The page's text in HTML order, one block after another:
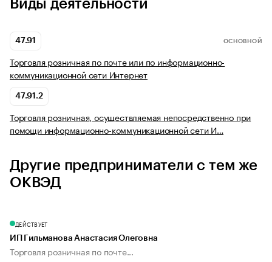
Виды деятельности
47.91 ОСНОВНОЙ
Торговля розничная по почте или по информационно-
коммуникационной сети Интернет
47.91.2
Торговля розничная, осуществляемая непосредственно при
помощи информационно-коммуникационной сети И…
Другие предприниматели с тем же
ОКВЭД
ДЕЙСТВУЕТ
ИП Гильманова Анастасия Олеговна
Торговля розничная по почте...